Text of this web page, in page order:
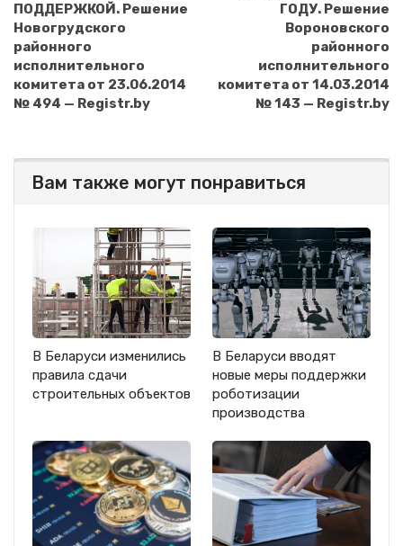
ПОДДЕРЖКОЙ. Решение
Новогрудского
районного
исполнительного
комитета от 23.06.2014
№ 494 — Registr.by
ГОДУ. Решение
Вороновского
районного
исполнительного
комитета от 14.03.2014
№ 143 — Registr.by
Вам также могут понравиться
В Беларуси изменились
правила сдачи
строительных объектов
В Беларуси вводят
новые меры поддержки
роботизации
производства